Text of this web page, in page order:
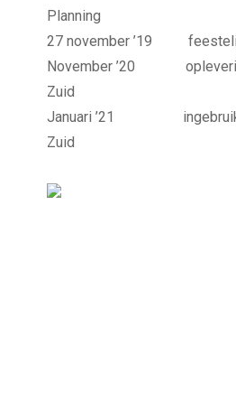
Planning
27 november ’19
November ’20
Zuid
Januari ’21
Zuid